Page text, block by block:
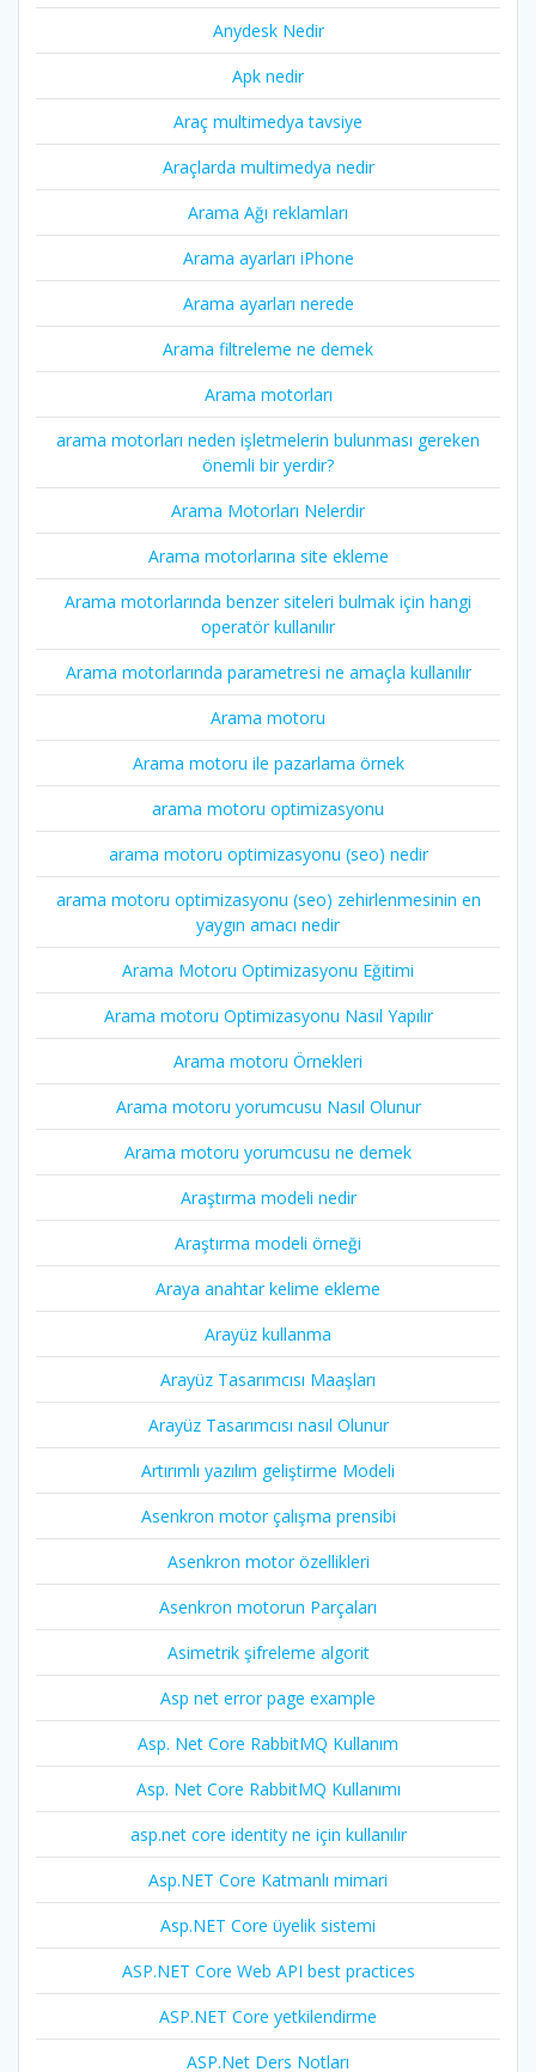
Anydesk Nedir
Apk nedir
Araç multimedya tavsiye
Araçlarda multimedya nedir
Arama Ağı reklamları
Arama ayarları iPhone
Arama ayarları nerede
Arama filtreleme ne demek
Arama motorları
arama motorları neden işletmelerin bulunması gereken
önemli bir yerdir?
Arama Motorları Nelerdir
Arama motorlarına site ekleme
Arama motorlarında benzer siteleri bulmak için hangi
operatör kullanılır
Arama motorlarında parametresi ne amaçla kullanılır
Arama motoru
Arama motoru ile pazarlama örnek
arama motoru optimizasyonu
arama motoru optimizasyonu (seo) nedir
arama motoru optimizasyonu (seo) zehirlenmesinin en
yaygın amacı nedir
Arama Motoru Optimizasyonu Eğitimi
Arama motoru Optimizasyonu Nasıl Yapılır
Arama motoru Örnekleri
Arama motoru yorumcusu Nasıl Olunur
Arama motoru yorumcusu ne demek
Araştırma modeli nedir
Araştırma modeli örneği
Araya anahtar kelime ekleme
Arayüz kullanma
Arayüz Tasarımcısı Maaşları
Arayüz Tasarımcısı nasıl Olunur
Artırımlı yazılım geliştirme Modeli
Asenkron motor çalışma prensibi
Asenkron motor özellikleri
Asenkron motorun Parçaları
Asimetrik şifreleme algorit
Asp net error page example
Asp. Net Core RabbitMQ Kullanım
Asp. Net Core RabbitMQ Kullanımı
asp.net core identity ne için kullanılır
Asp.NET Core Katmanlı mimari
Asp.NET Core üyelik sistemi
ASP.NET Core Web API best practices
ASP.NET Core yetkilendirme
ASP.Net Ders Notları